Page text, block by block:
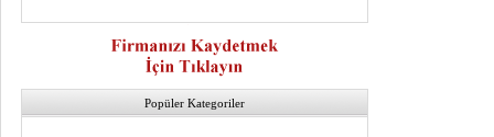
Popüler Kategoriler